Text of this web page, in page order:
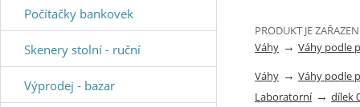
PRODUKT JE
Váhy → Váhy podle
Váhy → Váhy podle
Laboratorní → dílek
Počítačky bankovek
Skenery stolní - ruční
Výprodej - bazar